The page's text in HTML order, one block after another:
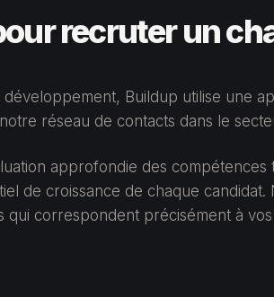
recruter un
Buildup utilise une
réseau de contacts dans le
approfondie des compétences
de croissance de chaque candidat.
qui correspondent précisément à vos